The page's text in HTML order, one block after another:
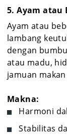
5. Ayam atau
Ayam atau
lambang
dengan
atau madu,
jamuan
Makna:
Harmoni
Stabilitas